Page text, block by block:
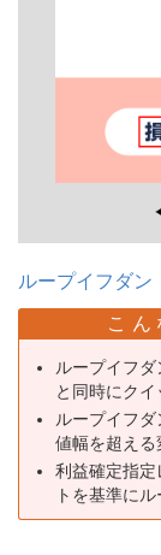
ループイフダン
こ
ループイフ
と同時にクイ
ループイフ
値幅を超える
利益確定指
トを基準に